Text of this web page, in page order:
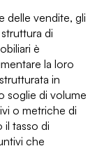
delle vendite, gli
di
è
la loro
in
soglie di volume
o metriche di
tasso di
che